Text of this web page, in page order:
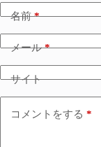
名前*
メール*
サイト
コメントをする *